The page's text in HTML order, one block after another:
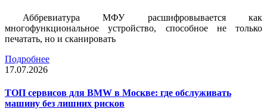
Аббревиатура МФУ расшифровывается как
многофункциональное устройство, способное не только
печатать, но и сканировать
Подробнее
17.07.2026
ТОП сервисов для BMW в Москве: где обслуживать
машину без лишних рисков